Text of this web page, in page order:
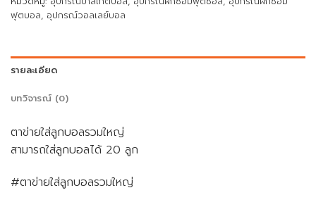
ฟุตบอล, อุปกรณ์วอลเลย์บอล
รายละเอียด
บทวิจารณ์ (0)
ตาข่ายใส่ลูกบอลรวมใหญ่
สามารถใส่ลูกบอลได้ 20 ลูก
#ตาข่ายใส่ลูกบอลรวมใหญ่